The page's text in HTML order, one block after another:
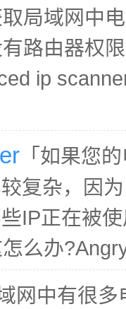
局域网中
路由器权
ip
「如果您
复杂，因
IP正在被
么办
域网中有很